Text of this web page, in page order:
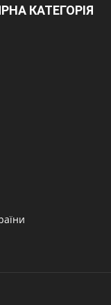
КАТЕГОРІЯ